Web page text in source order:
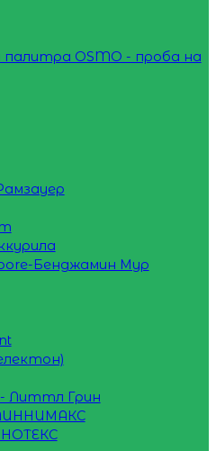
палитра OSMO - проба на
Бенджамин Мур
- Литтл Грин